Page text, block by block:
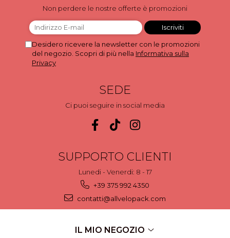
Non perdere le nostre offerte è promozioni
Desidero ricevere la newsletter con le promozioni
del negozio. Scopri di più nella Informativa sulla
Privacy
SEDE
Ci puoi seguire in social media
SUPPORTO CLIENTI
Lunedi - Venerdi: 8 - 17
+39 375 992 4350
contatti@allvelopack.com
IL MIO NEGOZIO